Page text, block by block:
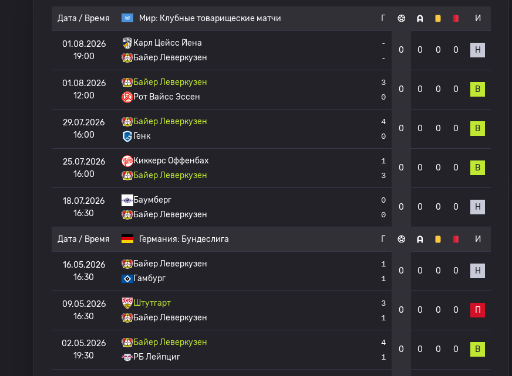
Дата / Время Мир: Клубные товарищеские матчи Г И
01.08.2026
19:00
Карл Цейсс Йена
Байер Леверкузен
-
-
0 0 0 0 Н
01.08.2026
12:00
Байер Леверкузен
Рот Вайсс Эссен
3
0
0 0 0 0 В
29.07.2026
16:00
Байер Леверкузен
Генк
4
0
0 0 0 0 В
25.07.2026
16:00
Киккерс Оффенбах
Байер Леверкузен
1
3
0 0 0 0 В
18.07.2026
16:30
Баумберг
Байер Леверкузен
0
0
0 0 0 0 Н
Дата / Время Германия: Бундеслига Г И
16.05.2026
16:30
Байер Леверкузен
Гамбург
1
1
0 0 0 0 Н
09.05.2026
16:30
Штутгарт
Байер Леверкузен
3
1
0 0 0 0 П
02.05.2026
19:30
Байер Леверкузен
РБ Лейпциг
4
1
0 0 0 0 В